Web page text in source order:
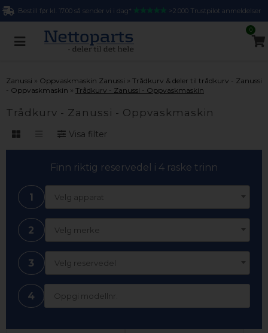
Bestill før kl. 17.00 så sender vi i dag* >2.000 Trustpilot anmeldelser
0
Zanussi » Oppvaskmaskin Zanussi » Trådkurv & deler til trådkurv - Zanussi
- Oppvaskmaskin » Trådkurv - Zanussi - Oppvaskmaskin
Trådkurv - Zanussi - Oppvaskmaskin
Visa filter
Finn riktig reservedel i 4 raske trinn
1 Velg apparat
2 Velg merke
3 Velg reservedel
4